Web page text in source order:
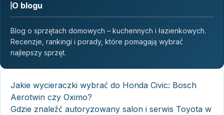
O blogu
Blog o sprzętach domowych – kuchennych i łazienkowych.
Recenzje, rankingi i porady, które pomagają wybrać
najlepszy sprzęt.
Jakie wycieraczki wybrać do Honda Civic: Bosch
Aerotwin czy Oximo?
Gdzie znaleźć autoryzowany salon i serwis Toyota w